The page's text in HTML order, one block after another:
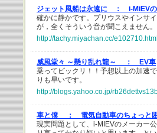
ジェット風船は永遠に ：
i-MiEV
確かに静かです。プリウスやインサ
が，全くそういう音が聞こえません。
http://tachy.miyachan.cc/e102710.html
威風堂々 ～懸り乱れ龍～ ：
EV車
乗ってビックリ！！予想以上の加速
りも早いです。
http://blogs.yahoo.co.jp/
車と僕 ：
電気自動車のちょっと
現実問題として、i-MIEVのメーカー